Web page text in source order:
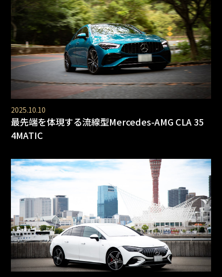
2025.10.10
最先端を体現する流線型Mercedes-AMG CLA 35
4MATIC